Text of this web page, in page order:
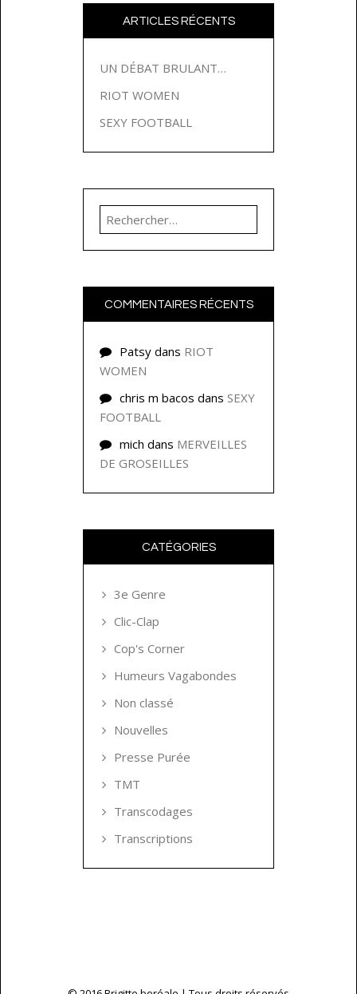
ARTICLES RÉCENTS
UN DÉBAT BRULANT…
RIOT WOMEN
SEXY FOOTBALL
Rechercher :
COMMENTAIRES RÉCENTS
Patsy dans RIOT
WOMEN
chris m bacos dans SEXY
FOOTBALL
mich dans MERVEILLES
DE GROSEILLES
CATÉGORIES
3e Genre
Clic-Clap
Cop's Corner
Humeurs Vagabondes
Non classé
Nouvelles
Presse Purée
TMT
Transcodages
Transcriptions